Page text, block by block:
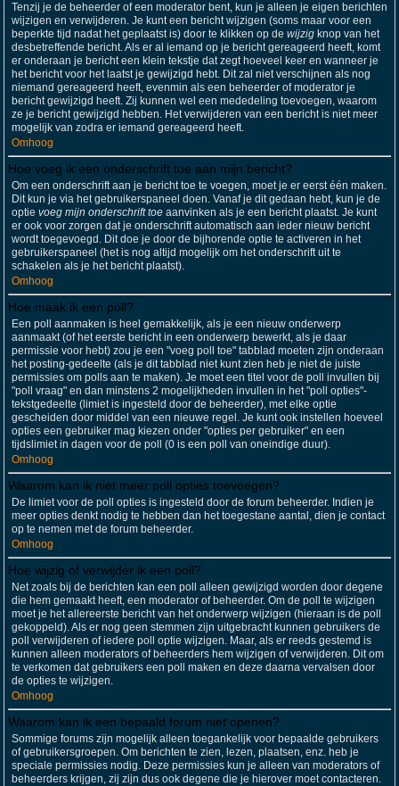
Tenzij je de beheerder of een moderator bent, kun je alleen je eigen berichten
wijzigen en verwijderen. Je kunt een bericht wijzigen (soms maar voor een
beperkte tijd nadat het geplaatst is) door te klikken op de wijzig knop van het
desbetreffende bericht. Als er al iemand op je bericht gereageerd heeft, komt
er onderaan je bericht een klein tekstje dat zegt hoeveel keer en wanneer je
het bericht voor het laatst je gewijzigd hebt. Dit zal niet verschijnen als nog
niemand gereageerd heeft, evenmin als een beheerder of moderator je
bericht gewijzigd heeft. Zij kunnen wel een mededeling toevoegen, waarom
ze je bericht gewijzigd hebben. Het verwijderen van een bericht is niet meer
mogelijk van zodra er iemand gereageerd heeft.
Omhoog
Hoe voeg ik een onderschrift toe aan mijn bericht?
Om een onderschrift aan je bericht toe te voegen, moet je er eerst één maken.
Dit kun je via het gebruikerspaneel doen. Vanaf je dit gedaan hebt, kun je de
optie voeg mijn onderschrift toe aanvinken als je een bericht plaatst. Je kunt
er ook voor zorgen dat je onderschrift automatisch aan ieder nieuw bericht
wordt toegevoegd. Dit doe je door de bijhorende optie te activeren in het
gebruikerspaneel (het is nog altijd mogelijk om het onderschrift uit te
schakelen als je het bericht plaatst).
Omhoog
Hoe maak ik een poll?
Een poll aanmaken is heel gemakkelijk, als je een nieuw onderwerp
aanmaakt (of het eerste bericht in een onderwerp bewerkt, als je daar
permissie voor hebt) zou je een "voeg poll toe" tabblad moeten zijn onderaan
het posting-gedeelte (als je dit tabblad niet kunt zien heb je niet de juiste
permissies om polls aan te maken). Je moet een titel voor de poll invullen bij
"poll vraag" en dan minstens 2 mogelijkheden invullen in het "poll opties"-
tekstgedeelte (limiet is ingesteld door de beheerder), met elke optie
gescheiden door middel van een nieuwe regel. Je kunt ook instellen hoeveel
opties een gebruiker mag kiezen onder "opties per gebruiker" en een
tijdslimiet in dagen voor de poll (0 is een poll van oneindige duur).
Omhoog
Waarom kan ik niet meer poll opties toevoegen?
De limiet voor de poll opties is ingesteld door de forum beheerder. Indien je
meer opties denkt nodig te hebben dan het toegestane aantal, dien je contact
op te nemen met de forum beheerder.
Omhoog
Hoe wijzig of verwijder ik een poll?
Net zoals bij de berichten kan een poll alleen gewijzigd worden door degene
die hem gemaakt heeft, een moderator of beheerder. Om de poll te wijzigen
moet je het allereerste bericht van het onderwerp wijzigen (hieraan is de poll
gekoppeld). Als er nog geen stemmen zijn uitgebracht kunnen gebruikers de
poll verwijderen of iedere poll optie wijzigen. Maar, als er reeds gestemd is
kunnen alleen moderators of beheerders hem wijzigen of verwijderen. Dit om
te verkomen dat gebruikers een poll maken en deze daarna vervalsen door
de opties te wijzigen.
Omhoog
Waarom kan ik een bepaald forum niet openen?
Sommige forums zijn mogelijk alleen toegankelijk voor bepaalde gebruikers
of gebruikersgroepen. Om berichten te zien, lezen, plaatsen, enz. heb je
speciale permissies nodig. Deze permissies kun je alleen van moderators of
beheerders krijgen, zij zijn dus ook degene die je hierover moet contacteren.